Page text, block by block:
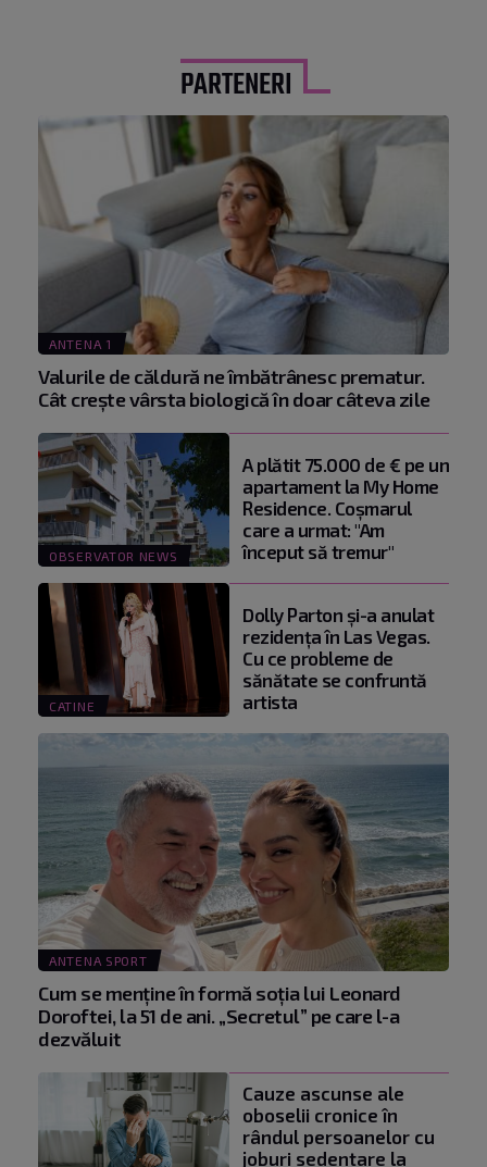
PARTENERI
ANTENA 1
Valurile de căldură ne îmbătrânesc prematur.
Cât crește vârsta biologică în doar câteva zile
OBSERVATOR NEWS
A plătit 75.000 de € pe un
apartament la My Home
Residence. Coşmarul
care a urmat: "Am
început să tremur"
CATINE
Dolly Parton și-a anulat
rezidența în Las Vegas.
Cu ce probleme de
sănătate se confruntă
artista
ANTENA SPORT
Cum se menţine în formă soţia lui Leonard
Doroftei, la 51 de ani. „Secretul” pe care l-a
dezvăluit
Cauze ascunse ale
oboselii cronice în
rândul persoanelor cu
joburi sedentare la